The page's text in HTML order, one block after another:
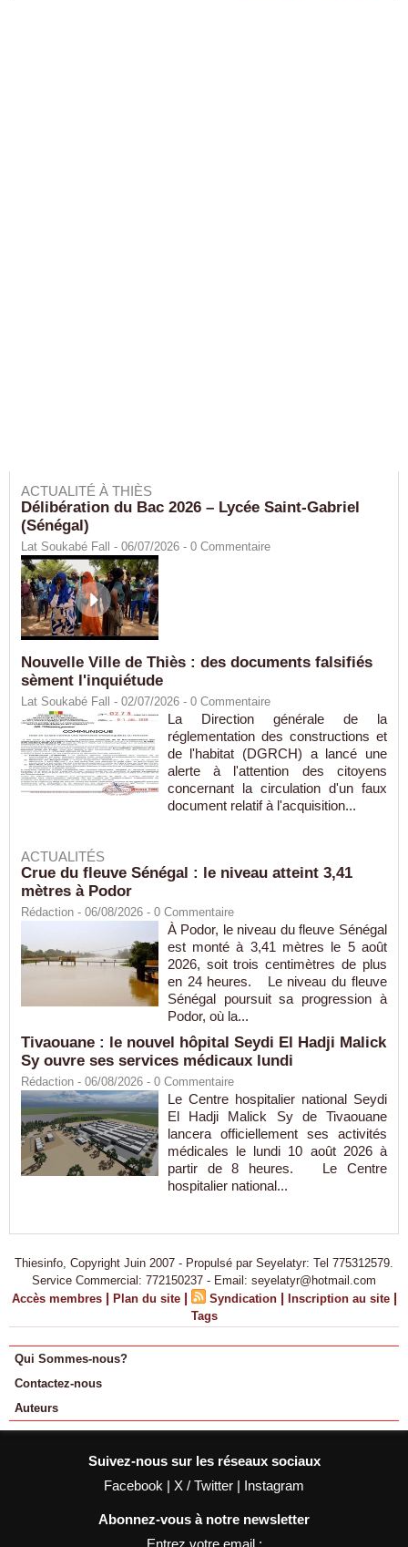
ACTUALITÉ À THIÈS
Délibération du Bac 2026 – Lycée Saint-Gabriel
(Sénégal)
Lat Soukabé Fall - 06/07/2026 - 0 Commentaire
Nouvelle Ville de Thiès : des documents falsifiés
sèment l'inquiétude
Lat Soukabé Fall - 02/07/2026 - 0 Commentaire
La Direction générale de la
réglementation des constructions et
de l'habitat (DGRCH) a lancé une
alerte à l'attention des citoyens
concernant la circulation d'un faux
document relatif à l'acquisition...
ACTUALITÉS
Crue du fleuve Sénégal : le niveau atteint 3,41
mètres à Podor
Rédaction - 06/08/2026 - 0 Commentaire
À Podor, le niveau du fleuve Sénégal
est monté à 3,41 mètres le 5 août
2026, soit trois centimètres de plus
en 24 heures. Le niveau du fleuve
Sénégal poursuit sa progression à
Podor, où la...
Tivaouane : le nouvel hôpital Seydi El Hadji Malick
Sy ouvre ses services médicaux lundi
Rédaction - 06/08/2026 - 0 Commentaire
Le Centre hospitalier national Seydi
El Hadji Malick Sy de Tivaouane
lancera officiellement ses activités
médicales le lundi 10 août 2026 à
partir de 8 heures. Le Centre
hospitalier national...
Thiesinfo, Copyright Juin 2007 - Propulsé par Seyelatyr: Tel 775312579.
Service Commercial: 772150237 - Email: seyelatyr@hotmail.com
Accès membres | Plan du site | Syndication | Inscription au site |
Tags
Qui Sommes-nous?
Contactez-nous
Auteurs
Suivez-nous sur les réseaux sociaux
Facebook | X / Twitter | Instagram
Abonnez-vous à notre newsletter
Entrez votre email :